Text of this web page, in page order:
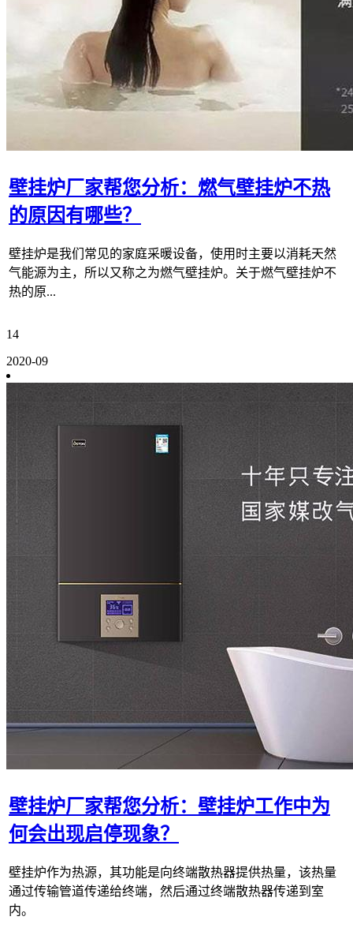
壁挂炉厂家帮您分析：燃气壁挂炉不热
的原因有哪些？
壁挂炉是我们常见的家庭采暖设备，使用时主要以消耗天然
气能源为主，所以又称之为燃气壁挂炉。关于燃气壁挂炉不
热的原...
14
2020-09
壁挂炉厂家帮您分析：壁挂炉工作中为
何会出现启停现象？
壁挂炉作为热源，其功能是向终端散热器提供热量，该热量
通过传输管道传递给终端，然后通过终端散热器传递到室
内。